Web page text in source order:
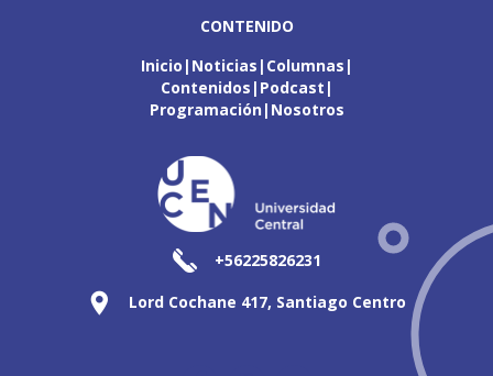
CONTENIDO
Inicio Noticias Columnas
Contenidos Podcast
Programación Nosotros
+56225826231
Lord Cochane 417, Santiago Centro